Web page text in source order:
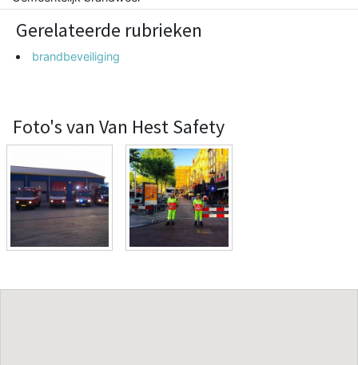
Gerelateerde rubrieken
brandbeveiliging
Foto's van Van Hest Safety